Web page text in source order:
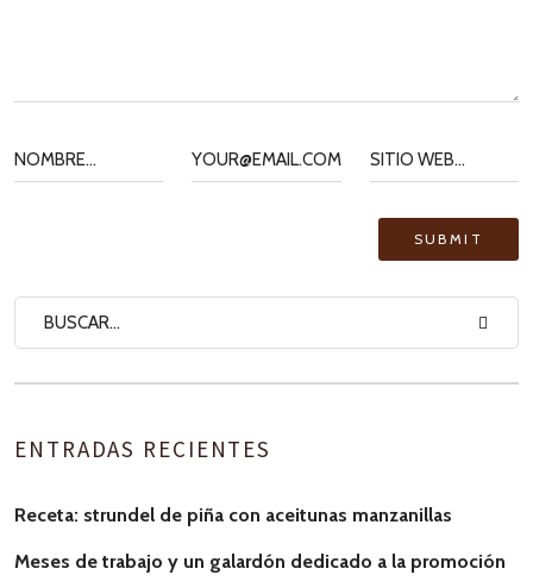
ENTRADAS RECIENTES
Receta: strundel de piña con aceitunas manzanillas
Meses de trabajo y un galardón dedicado a la promoción